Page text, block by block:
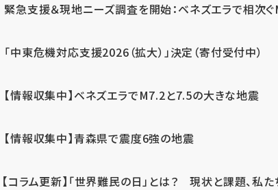
緊急支援＆現地ニーズ調査を開始：ベネズエラで相
「中東危機対応支援2026（拡大）」決定（寄付受付中）
【情報収集中】ベネズエラでM7.2と7.5の大きな地震
【情報収集中】青森県で震度6強の地震
【コラム更新】「世界難民の日」とは？ 現状と課題、私